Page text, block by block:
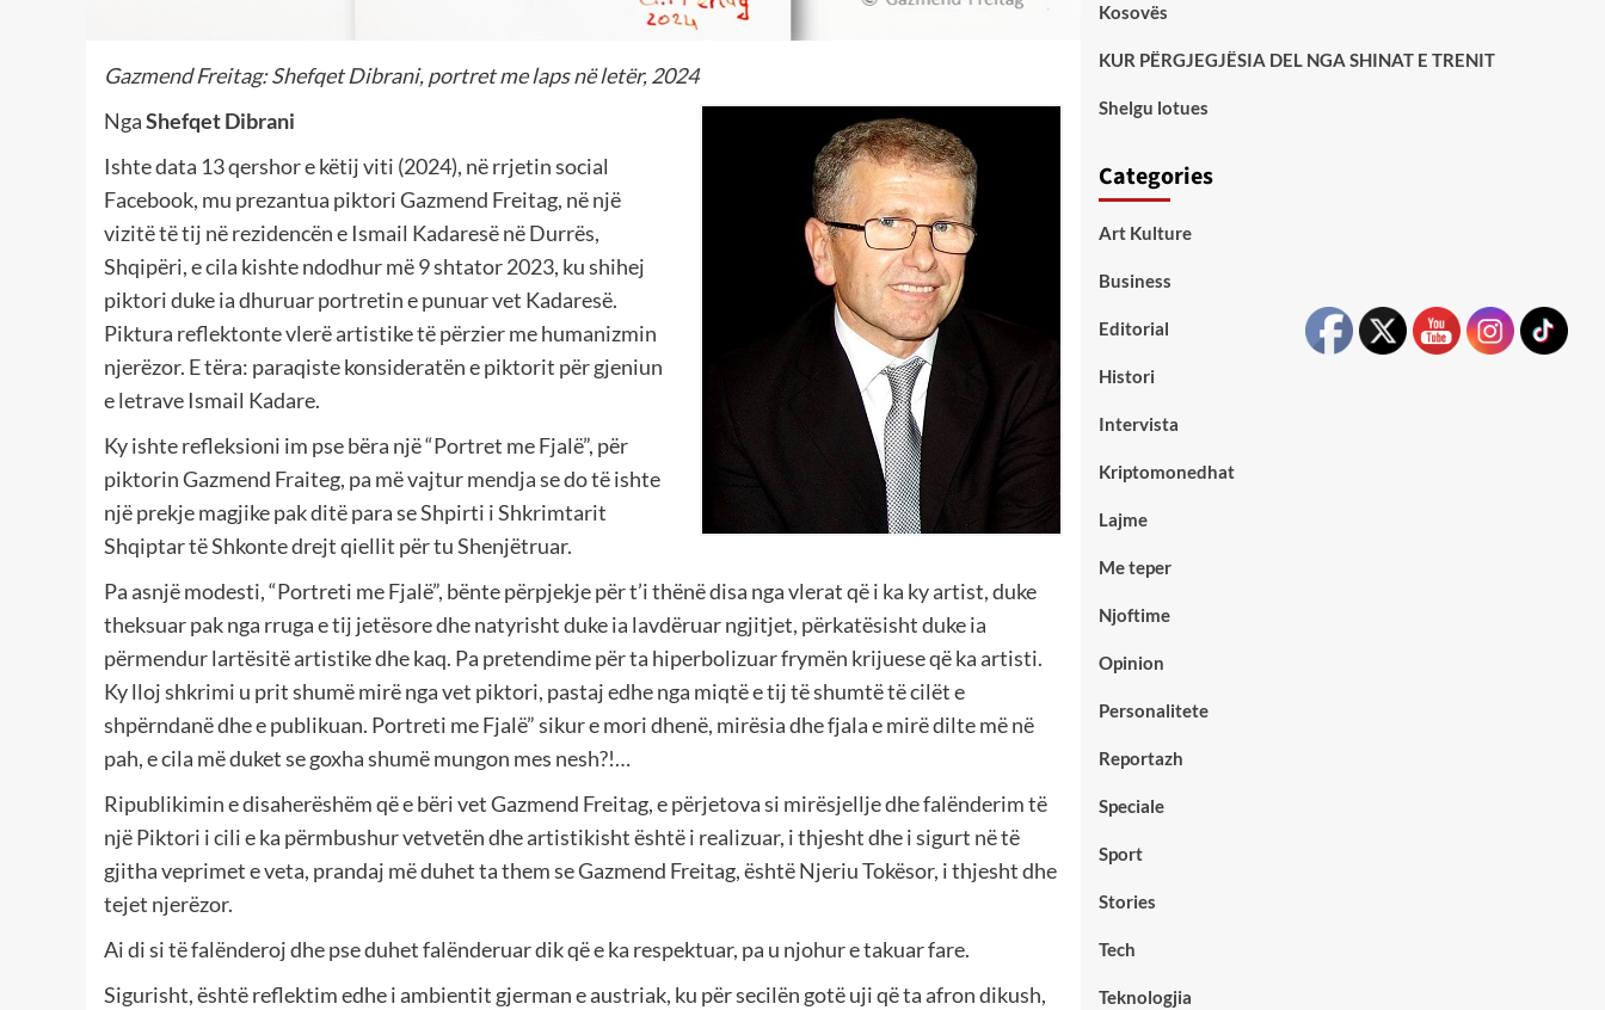
Gazmend Freitag: Shefqet Dibrani, portret me laps në letër, 2024
NgaShefqet Dibrani
Ishte data 13 qershor e këtij viti (2024), në rrjetin social
Facebook, mu prezantua piktori Gazmend Freitag, në një
vizitë të tij në rezidencën e Ismail Kadaresë në Durrës,
Shqipëri, e cila kishte ndodhur më 9 shtator 2023, ku shihej
piktori duke ia dhuruar portretin e punuar vet Kadaresë.
Piktura reflektonte vlerë artistike të përzier me humanizmin
njerëzor. E tëra: paraqiste konsideratën e piktorit për gjeniun
e letrave Ismail Kadare.
Ky ishte refleksioni im pse bëra një “Portret me Fjalë”, për
piktorin Gazmend Fraiteg, pa më vajtur mendja se do të ishte
një prekje magjike pak ditë para se Shpirti i Shkrimtarit
Shqiptar të Shkonte drejt qiellit për tu Shenjëtruar.
Pa asnjë modesti, “Portreti me Fjalë”, bënte përpjekje për t’i thënë disa nga vlerat që i ka ky artist, duke
theksuar pak nga rruga e tij jetësore dhe natyrisht duke ia lavdëruar ngjitjet, përkatësisht duke ia
përmendur lartësitë artistike dhe kaq. Pa pretendime për ta hiperbolizuar frymën krijuese që ka artisti.
Ky lloj shkrimi u prit shumë mirë nga vet piktori, pastaj edhe nga miqtë e tij të shumtë të cilët e
shpërndanë dhe e publikuan. Portreti me Fjalë” sikur e mori dhenë, mirësia dhe fjala e mirë dilte më në
pah, e cila më duket se goxha shumë mungon mes nesh?!…
Ripublikimin e disaherëshëm që e bëri vet Gazmend Freitag, e përjetova si mirësjellje dhe falënderim të
një Piktori i cili e ka përmbushur vetvetën dhe artistikisht është i realizuar, i thjesht dhe i sigurt në të
gjitha veprimet e veta, prandaj më duhet ta them se Gazmend Freitag, është Njeriu Tokësor, i thjesht dhe
tejet njerëzor.
Ai di si të falënderoj dhe pse duhet falënderuar dik që e ka respektuar, pa u njohur e takuar fare.
Sigurisht, është reflektim edhe i ambientit gjerman e austriak, ku për secilën gotë uji që ta afron dikush,
Kosovës
KUR PËRGJEGJËSIA DEL NGA SHINAT E TRENIT
Shelgu lotues
Categories
Art Kulture
Business
Editorial
Histori
Intervista
Kriptomonedhat
Lajme
Me teper
Njoftime
Opinion
Personalitete
Reportazh
Speciale
Sport
Stories
Tech
Teknologjia